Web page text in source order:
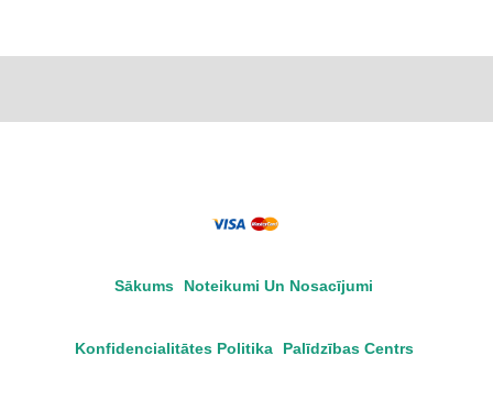
Sākums Noteikumi Un Nosacījumi
Konfidencialitātes Politika Palīdzības Centrs